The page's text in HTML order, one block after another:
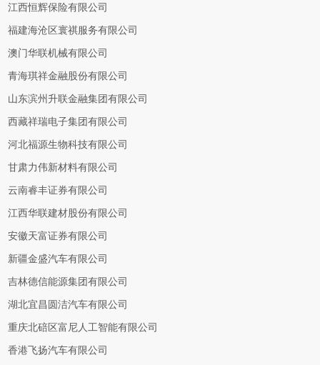
江西恒辉保险有限公司
福建海沧区寰祺服务有限公司
澳门华联机械有限公司
青海琪祥金融股份有限公司
山东滨州升联金融集团有限公司
西藏祥瑞电子集团有限公司
河北福源生物科技有限公司
甘肃力伟新材料有限公司
云南睿丰证券有限公司
江西华联建材股份有限公司
安徽天富证券有限公司
新疆金盛汽车有限公司
吉林德信能源集团有限公司
湖北宜昌圆洁汽车有限公司
重庆北碚区富尼人工智能有限公司
香港飞扬汽车有限公司